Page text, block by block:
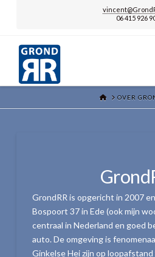
06 415 926
HOMEOVER
GrondRR is opgericht in 2007
Bospoort 37 in Ede (ook mijn
centraal in Nederland en goed
auto. De omgeving is
Ginkelse Hei zijn op loopafstand